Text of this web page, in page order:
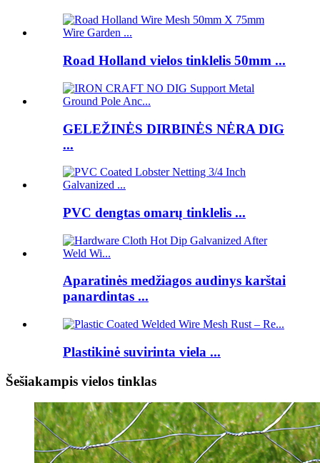
Road Holland vielos tinklelis 50mm ...
GELEŽINĖS DIRBINĖS NĖRA DIG
...
PVC dengtas omarų tinklelis ...
Aparatinės medžiagos audinys karštai
panardintas ...
Plastikinė suvirinta viela ...
Šešiakampis vielos tinklas